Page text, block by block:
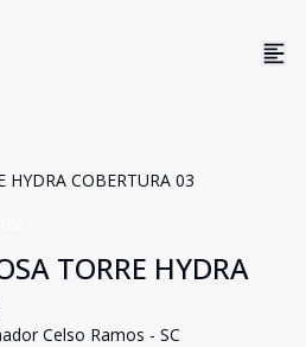
HYDRA COBERTURA 03
TORRE HYDRA
Celso Ramos - SC